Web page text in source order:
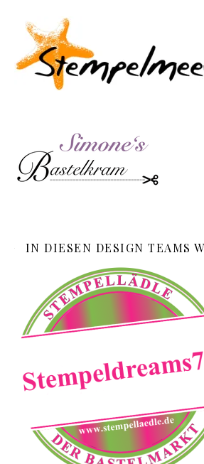
IN DIESEN DESIGN TEAMS